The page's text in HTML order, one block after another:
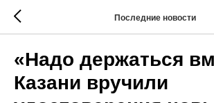
Последние новости
«Надо держаться
Казани вручили